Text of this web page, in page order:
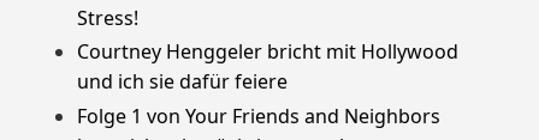
Stress!
Courtney Henggeler bricht mit Hollywood
und ich sie dafür feiere
Folge 1 von Your Friends and Neighbors